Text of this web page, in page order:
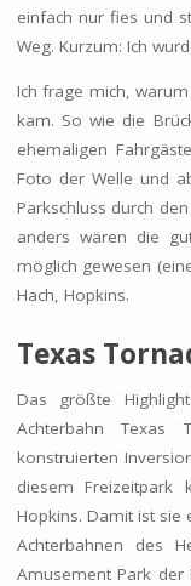
einfach nur fies und
Weg. Kurzum: Ich
Ich frage mich,
kam. So wie die
ehemaligen
Foto der Welle und
Parkschluss durch
anders wären die
möglich gewesen
Hach, Hopkins.
Texas
Das größte
Achterbahn
konstruierten
diesem Freizeitpark
Hopkins. Damit ist sie
Achterbahnen des
Amusement Park